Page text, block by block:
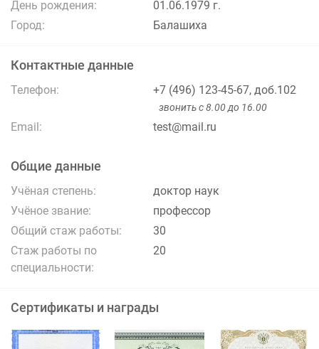
День рождения:
01.06.1979 г.
Город:
Балашиха
Контактные данные
Телефон: +7 (496) 123-45-67, доб.102
звонить с 8.00 до 16.00
Email: test@mail.ru
Общие данные
Учёная степень:
доктор наук
Учёное звание:
профессор
Общий стаж работы:
30
Стаж работы по
специальности:
20
Сертификаты и награды